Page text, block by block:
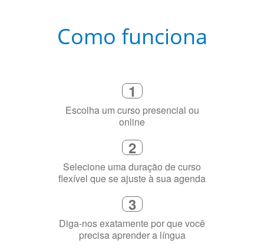
Como funciona
1
Escolha um curso presencial ou
online
2
Selecione uma duração de curso
flexível que se ajuste à sua agenda
3
Diga-nos exatamente por que você
precisa aprender a língua